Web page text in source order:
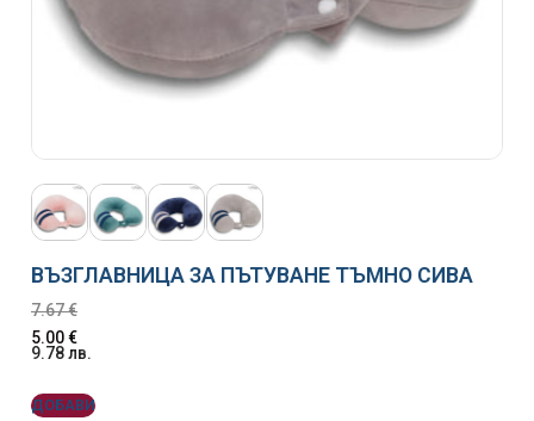
ВЪЗГЛАВНИЦА ЗА ПЪТУВАНЕ ТЪМНО СИВА
7.67€
5.00€
9.78лв.
ДОБАВИ